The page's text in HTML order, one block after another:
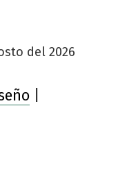
del 2026